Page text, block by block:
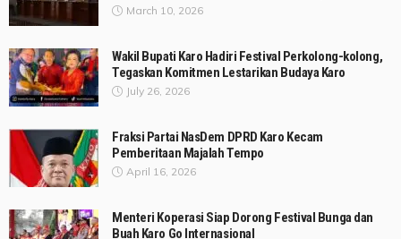
March 10, 2026
Wakil Bupati Karo Hadiri Festival Perkolong-kolong,
Tegaskan Komitmen Lestarikan Budaya Karo
July 26, 2026
Fraksi Partai NasDem DPRD Karo Kecam
Pemberitaan Majalah Tempo
April 16, 2026
Menteri Koperasi Siap Dorong Festival Bunga dan
Buah Karo Go Internasional